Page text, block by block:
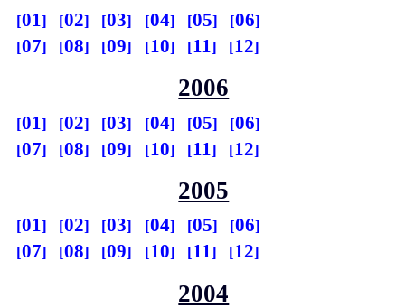
01 02 03 04 05
06
07
08 09 10 11 12
2006
01 02 03 04 05
06
07
08 09 10 11 12
2005
01 02 03 04 05
06
07
08 09 10 11 12
2004